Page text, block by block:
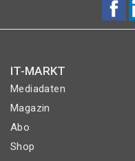
IT-MARKT
Mediadaten
Magazin
Abo
Shop